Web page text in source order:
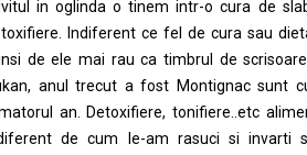
in oglinda o tinem intr-o cura de
Indiferent ce fel de cura sau
de ele mai rau ca timbrul de
anul trecut a fost Montignac sunt
an. Detoxifiere, tonifiere..etc
de cum le-am rasuci si invarti